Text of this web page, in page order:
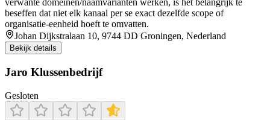
verwante domeinen/naamvarianten werken, is het belangrijk te
beseffen dat niet elk kanaal per se exact dezelfde scope of
organisatie-eenheid hoeft te omvatten.
Johan Dijkstralaan 10, 9744 DD Groningen, Nederland
Bekijk details
Jaro Klussenbedrijf
Gesloten